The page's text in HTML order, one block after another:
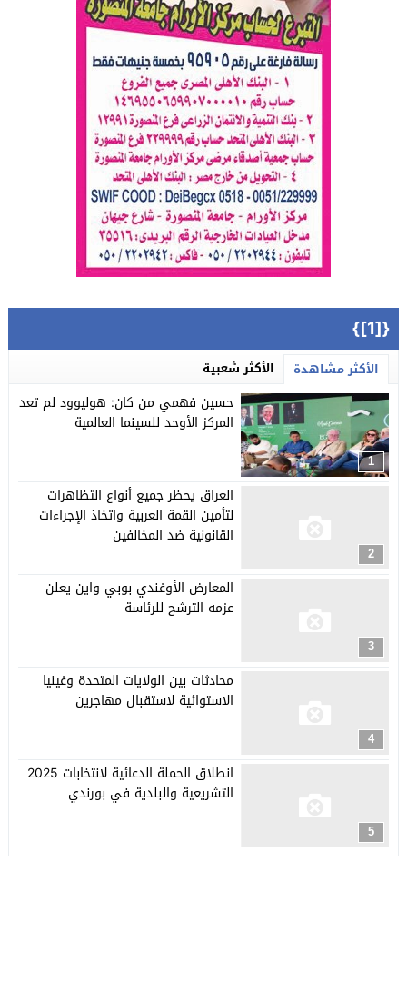
{[1]}
الأكثر مشاهدة الأكثر شعبية
1
حسين فهمي من كان: هوليوود لم تعد
المركز الأوحد للسينما العالمية
2
العراق يحظر جميع أنواع التظاهرات
لتأمين القمة العربية واتخاذ الإجراءات
القانونية ضد المخالفين
3
المعارض الأوغندي بوبي واين يعلن
عزمه الترشح للرئاسة
4
محادثات بين الولايات المتحدة وغينيا
الاستوائية لاستقبال مهاجرين
5
انطلاق الحملة الدعائية لانتخابات 2025
التشريعية والبلدية في بورندي